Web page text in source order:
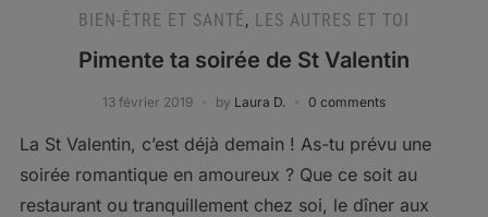
BIEN-ÊTRE ET SANTÉ, LES AUTRES ET TOI
Pimente ta soirée de St Valentin
13 février 2019 by Laura D. 0 comments
La St Valentin, c’est déjà demain ! As-tu prévu une
soirée romantique en amoureux ? Que ce soit au
restaurant ou tranquillement chez soi, le dîner aux